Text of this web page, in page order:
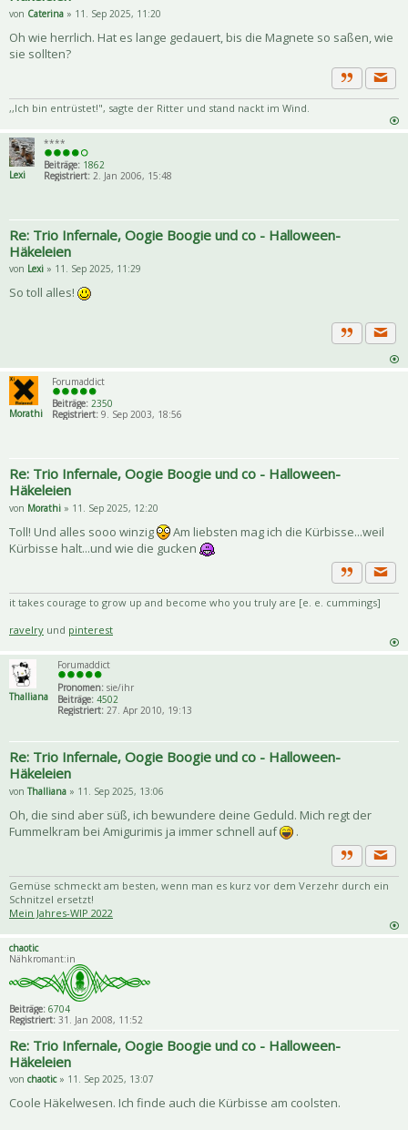
von Caterina » 11. Sep 2025, 11:20
Oh wie herrlich. Hat es lange gedauert, bis die Magnete so saßen, wie
sie sollten?
Zitat
,,Ich bin entrüstet!", sagte der Ritter und stand nackt im Wind.
Lexi
****
Beiträge: 1862
Registriert:2. Jan 2006, 15:48
Re: Trio Infernale, Oogie Boogie und co - Halloween-
Häkeleien
von Lexi » 11. Sep 2025, 11:29
So toll alles!
Zitat
Morathi
Forumaddict
Beiträge: 2350
Registriert: 9. Sep 2003, 18:56
Re: Trio Infernale, Oogie Boogie und co - Halloween-
Häkeleien
von Morathi » 11. Sep 2025, 12:20
Toll! Und alles sooo winzig
Am liebsten mag ich die Kürbisse...weil
Kürbisse halt...und wie die gucken
Zitat
it takes courage to grow up and become who you truly are [e. e. cummings]
ravelry und pinterest
Thalliana
Forumaddict
Pronomen: sie/ihr
Beiträge: 4502
Registriert: 27. Apr 2010, 19:13
Re: Trio Infernale, Oogie Boogie und co - Halloween-
Häkeleien
von Thalliana » 11. Sep 2025, 13:06
Oh, die sind aber süß, ich bewundere deine Geduld. Mich regt der
Fummelkram bei Amigurimis ja immer schnell auf
.
Zitat
Gemüse schmeckt am besten, wenn man es kurz vor dem Verzehr durch ein
Schnitzel ersetzt!
Mein Jahres-WIP 2022
chaotic
Nähkromant:in
Beiträge: 6704
Registriert: 31. Jan 2008, 11:52
Re: Trio Infernale, Oogie Boogie und co - Halloween-
Häkeleien
von chaotic» 11. Sep 2025, 13:07
Coole Häkelwesen. Ich finde auch die Kürbisse am coolsten.